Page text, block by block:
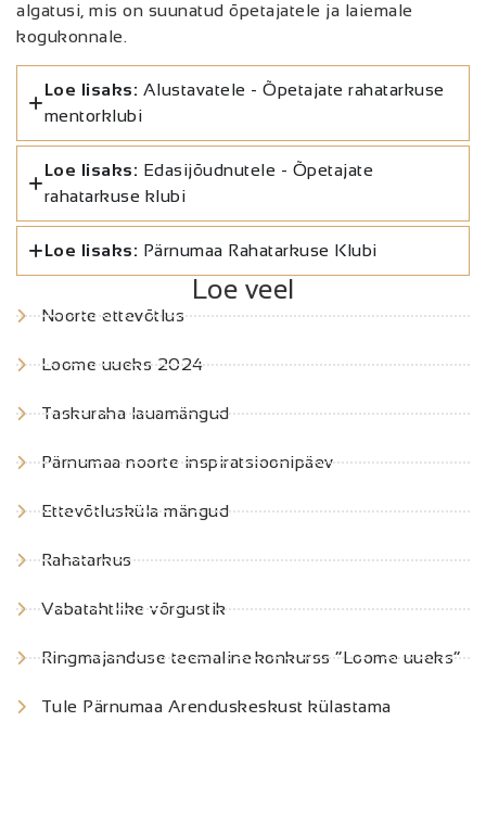
algatusi, mis on suunatud õpetajatele ja laiemale
kogukonnale.
Loe lisaks: Alustavatele - Õpetajate rahatarkuse
mentorklubi
Loe lisaks: Edasijõudnutele - Õpetajate
rahatarkuse klubi
Loe lisaks: Pärnumaa Rahatarkuse Klubi
Loe veel
Noorte ettevõtlus
Loome uueks 2024
Taskuraha lauamängud
Pärnumaa noorte inspiratsioonipäev
Ettevõtlusküla mängud
Rahatarkus
Vabatahtlike võrgustik
Ringmajanduse teemaline konkurss “Loome uueks“
Tule Pärnumaa Arenduskeskust külastama